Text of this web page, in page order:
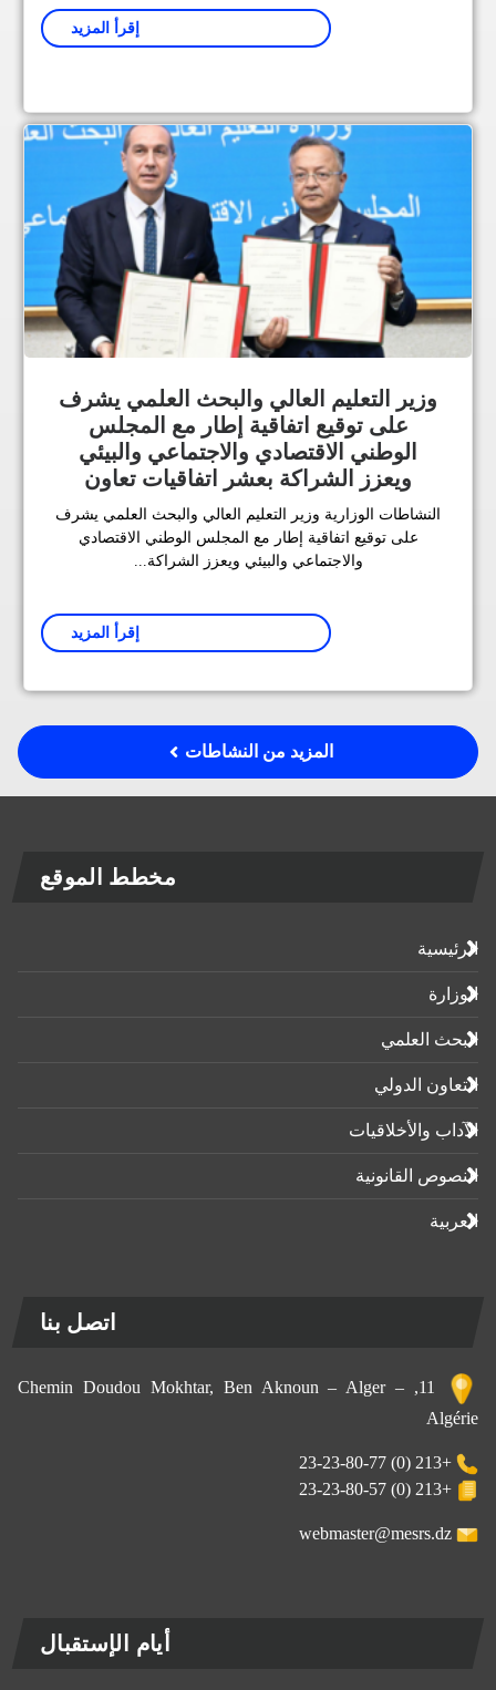
إقرأ المزيد
وزير التعليم العالي والبحث العلمي يشرف
على توقيع اتفاقية إطار مع المجلس
الوطني الاقتصادي والاجتماعي والبيئي
ويعزز الشراكة بعشر اتفاقيات تعاون
النشاطات الوزارية وزير التعليم العالي والبحث العلمي يشرف
على توقيع اتفاقية إطار مع المجلس الوطني الاقتصادي
والاجتماعي والبيئي ويعزز الشراكة...
إقرأ المزيد
المزيد من النشاطات
مخطط الموقع
الرئيسية
الوزارة
البحث العلمي
التعاون الدولي
الآداب واﻷخلاقيات
النصوص القانونية
العربية
اتصل بنا
11, Chemin Doudou Mokhtar, Ben Aknoun – Alger –
Algérie
+213 (0) 23-23-80-77
+213 (0) 23-23-80-57
webmaster@mesrs.dz
أيام الإستقبال